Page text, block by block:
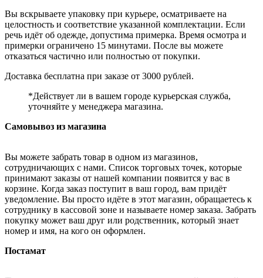
Вы вскрываете упаковку при курьере, осматриваете на
целостность и соответствие указанной комплектации. Если
речь идёт об одежде, допустима примерка. Время осмотра и
примерки ограничено 15 минутами. После вы можете
отказаться частично или полностью от покупки.
Доставка бесплатна при заказе от 3000 рублей.
*Действует ли в вашем городе курьерская служба,
уточняйте у менеджера магазина.
Самовывоз из магазина
Вы можете забрать товар в одном из магазинов,
сотрудничающих с нами. Список торговых точек, которые
принимают заказы от нашей компании появится у вас в
корзине. Когда заказ поступит в ваш город, вам придёт
уведомление. Вы просто идёте в этот магазин, обращаетесь к
сотруднику в кассовой зоне и называете номер заказа. Забрать
покупку может ваш друг или родственник, который знает
номер и имя, на кого он оформлен.
Постамат